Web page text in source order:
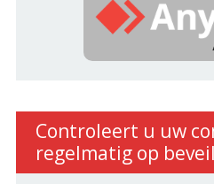
Controleert u uw
regelmatig op